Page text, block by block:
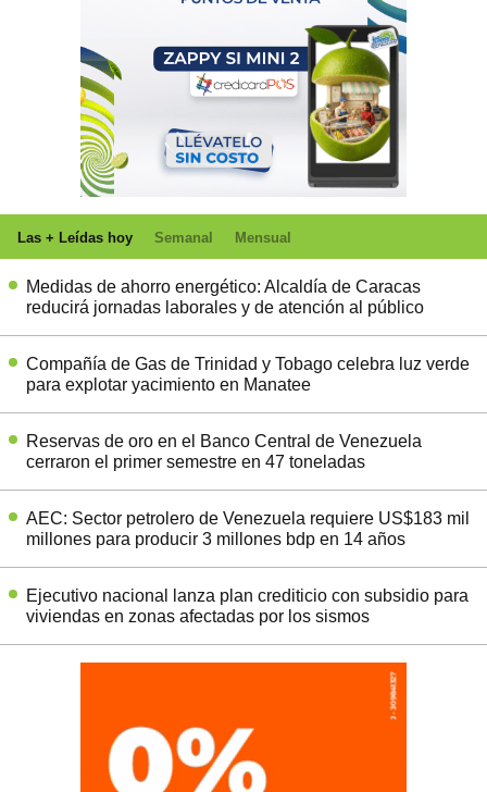
Las + Leídas hoy Semanal Mensual
Medidas de ahorro energético: Alcaldía de Caracas
reducirá jornadas laborales y de atención al público
Compañía de Gas de Trinidad y Tobago celebra luz verde
para explotar yacimiento en Manatee
Reservas de oro en el Banco Central de Venezuela
cerraron el primer semestre en 47 toneladas
AEC: Sector petrolero de Venezuela requiere US$183 mil
millones para producir 3 millones bdp en 14 años
Ejecutivo nacional lanza plan crediticio con subsidio para
viviendas en zonas afectadas por los sismos